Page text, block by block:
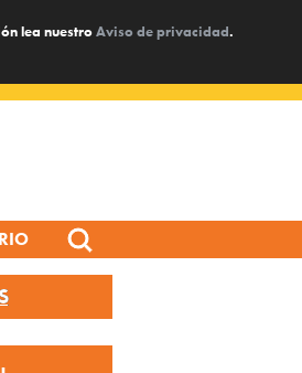
lea nuestroAviso de privacidad.
Search
for: